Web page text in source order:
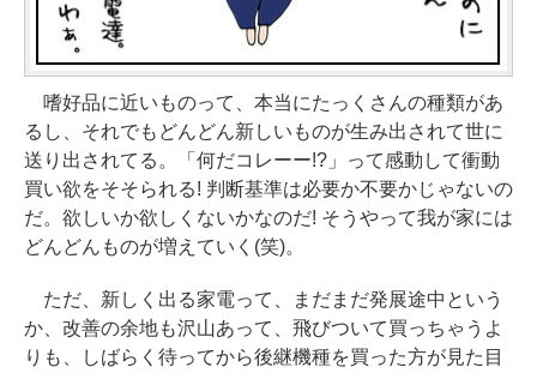
嗜好品に近いものって、本当にたっくさんの種類があ
るし、それでもどんどん新しいものが生み出されて世に
送り出されてる。「何だコレーー!?」って感動して衝動
買い欲をそそられる! 判断基準は必要か不要かじゃないの
だ。欲しいか欲しくないかなのだ! そうやって我が家には
どんどんものが増えていく(笑)。
ただ、新しく出る家電って、まだまだ発展途中という
か、改善の余地も沢山あって、飛びついて買っちゃうよ
りも、しばらく待ってから後継機種を買った方が見た目